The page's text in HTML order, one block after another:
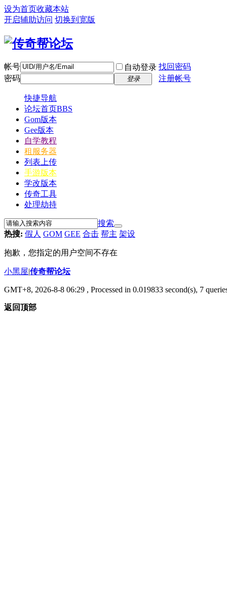
设为首页收藏本站
开启辅助访问 切换到宽版
帐号 自动登录 找回密码
密码
登录 注册帐号
快捷导航
论坛首页BBS
Gom版本
Gee版本
自学教程
租服务器
列表上传
手游版本
学改版本
传奇工具
处理劫持
搜索
热搜: 假人 GOM GEE 合击 帮主 架设
抱歉，您指定的用户空间不存在
小黑屋|传奇帮论坛
GMT+8, 2026-8-8 06:29 , Processed in 0.019833 second(s), 7
返回顶部